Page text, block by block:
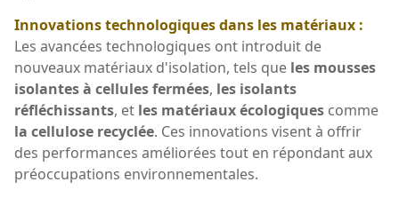
Innovations technologiques dans les matériaux :
Les avancées technologiques ont introduit de
nouveaux matériaux d'isolation, tels que les mousses
isolantes à cellules fermées, les isolants
réfléchissants, et les matériaux écologiques comme
la cellulose recyclée. Ces innovations visent à offrir
des performances améliorées tout en répondant aux
préoccupations environnementales.